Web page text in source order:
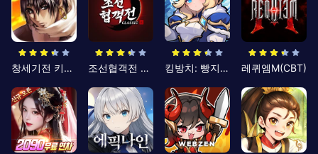
창세기전 키우기 조선협객전 클래식 킹방치: 빵지의 제왕 레퀴엠M(CBT)